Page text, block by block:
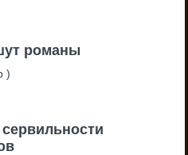
романы
)